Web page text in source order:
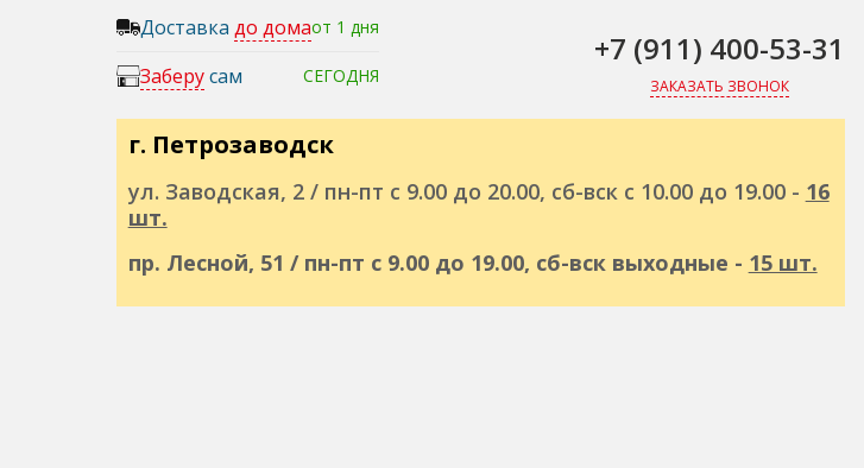
Доставка до домаот 1 дня
Заберусам СЕГОДНЯ
+7 (911) 400-53-31
ЗАКАЗАТЬ ЗВОНОК
г. Петрозаводск
ул. Заводская, 2 / пн-пт с 9.00 до 20.00, сб-вск с 10.00 до 19.00 - 16
шт.
пр. Лесной, 51 / пн-пт с 9.00 до 19.00, сб-вск выходные - 15 шт.